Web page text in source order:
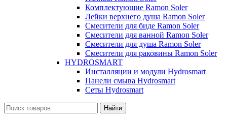
Комплектующие Ramon Soler
Лейки верхнего душа Ramon Soler
Смесители для биде Ramon Soler
Смесители для ванной Ramon Soler
Смесители для душа Ramon Soler
Смесители для раковины Ramon Soler
HYDROSMART
Инсталляции и модули Hydrosmart
Панели смыва Hydrosmart
Сеты Hydrosmart
Найти